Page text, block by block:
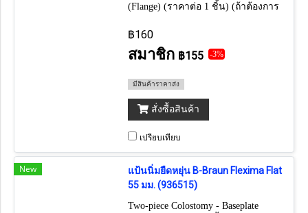
(Flange) (ราคาต่อ 1 ชิ้น) (ถ้าต้องการ
฿160
สมาชิก ฿155 -3%
มีสินค้าราคาส่ง
สั่งซื้อสินค้า
เปรียบเทียบ
New
แป้นนิ่มยืดหยุ่น B-Braun Flexima Flat
55 มม. (936515)
Two-piece Colostomy - Baseplate